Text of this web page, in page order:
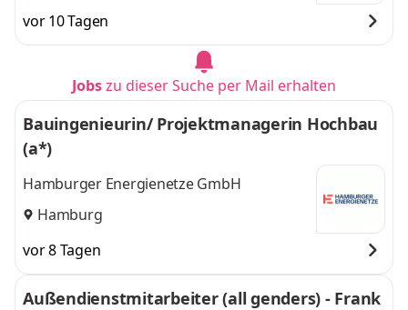
vor 10 Tagen
Jobszu dieser Suche per Mail erhalten
Bauingenieurin/ Projektmanagerin Hochbau
(a*)
Hamburger Energienetze GmbH
Hamburg
vor 8 Tagen
Außendienstmitarbeiter (all genders) - Frank